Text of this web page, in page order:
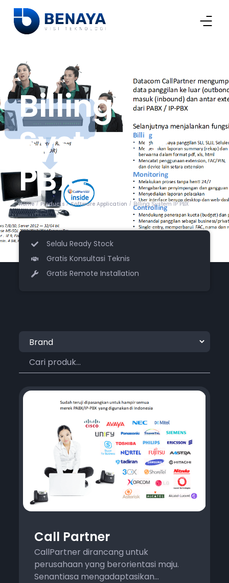
Billing
System IP
PBX
Home / Products / Software Application / Billing System IP PBX
Selalu Ready Stock
Gratis Konsultasi Teknis
Gratis Remote Installation
Call Partner
CallPartner dirancang untuk
perusahaan yang berorientasi maju.
Senantiasa mengadaptasikan...